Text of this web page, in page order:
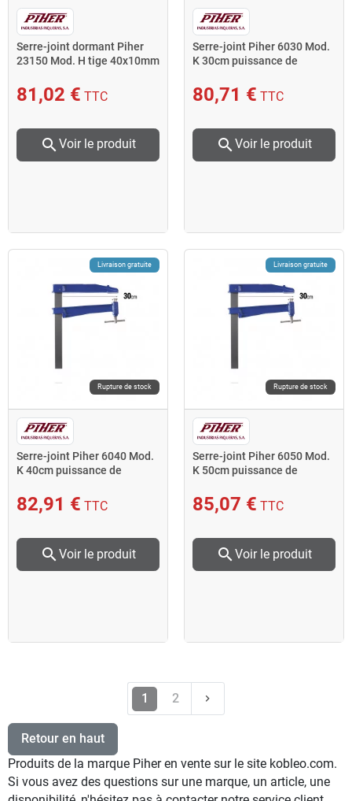
Serre-joint dormant Piher
23150 Mod. H tige 40x10mm
81,02 € TTC
search Voir le produit
Serre-joint Piher 6030 Mod.
K 30cm puissance de
80,71 € TTC
search Voir le produit
Livraison gratuite
Rupture de stock
Serre-joint Piher 6040 Mod.
K 40cm puissance de
82,91 € TTC
search Voir le produit
Livraison gratuite
Rupture de stock
Serre-joint Piher 6050 Mod.
K 50cm puissance de
85,07 € TTC
search Voir le produit
1 2 keyboard_arrow_right
Retour en haut
Produits de la marque Piher en vente sur le site kobleo.com.
Si vous avez des questions sur une marque, un article, une